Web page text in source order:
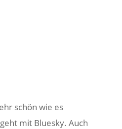
schön wie es
mit Bluesky. Auch